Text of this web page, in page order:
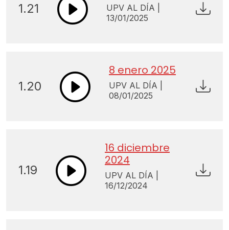
1.21
UPV AL DÍA |
13/01/2025
1.20
8 enero 2025
UPV AL DÍA |
08/01/2025
1.19
16 diciembre
2024
UPV AL DÍA |
16/12/2024